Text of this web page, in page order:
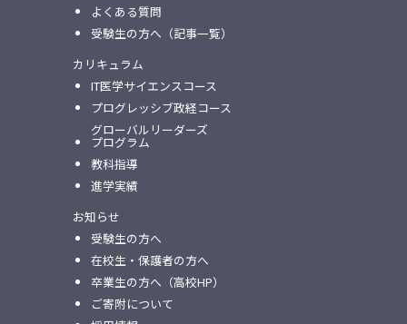
よくある質問
受験生の方へ（記事一覧）
カリキュラム
IT医学サイエンスコース
プログレッシブ政経コース
グローバルリーダーズ
プログラム
教科指導
進学実績
お知らせ
受験生の方へ
在校生・保護者の方へ
卒業生の方へ（高校HP）
ご寄附について